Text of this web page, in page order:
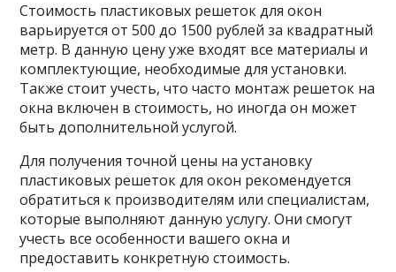
Стоимость пластиковых решеток для окон
варьируется от 500 до 1500 рублей за квадратный
метр. В данную цену уже входят все материалы и
комплектующие, необходимые для установки.
Также стоит учесть, что часто монтаж решеток на
окна включен в стоимость, но иногда он может
быть дополнительной услугой.
Для получения точной цены на установку
пластиковых решеток для окон рекомендуется
обратиться к производителям или специалистам,
которые выполняют данную услугу. Они смогут
учесть все особенности вашего окна и
предоставить конкретную стоимость.